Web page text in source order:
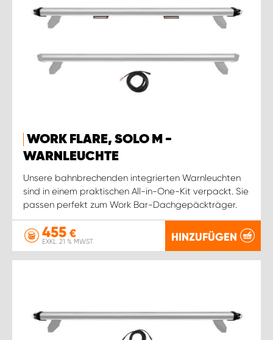
WORK FLARE, SOLO M -
WARNLEUCHTE
Unsere bahnbrechenden integrierten Warnleuchten
sind in einem praktischen All-in-One-Kit verpackt. Sie
passen perfekt zum Work Bar-Dachgepäckträger.
455 €
EXKL. 21 % MWST. HINZUFÜGEN